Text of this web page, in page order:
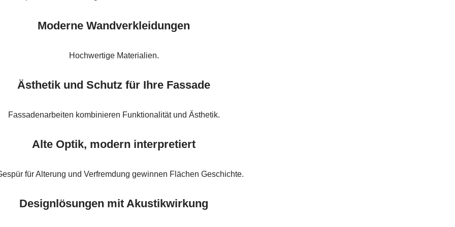
Moderne Wandverkleidungen
Hochwertige Materialien.
Ästhetik und Schutz für Ihre Fassade
Fassadenarbeiten kombinieren Funktionalität und Ästhetik.
Alte Optik, modern interpretiert
für Alterung und Verfremdung gewinnen Flächen Geschichte.
Designlösungen mit Akustikwirkung